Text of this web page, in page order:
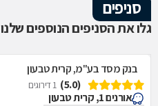
סניפים
גלו את הסניפים הנוספים שלנו
בנק מסד בע"מ, קרית טבעון
(5.0)
1 דירוגים
אורנים 1, קרית טבעון